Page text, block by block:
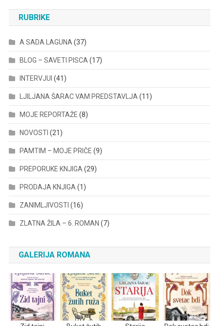
RUBRIKE
A SADA LAGUNA (37)
BLOG – SAVETI PISCA (17)
INTERVJUI (41)
LJILJANA ŠARAC VAM PREDSTAVLJA (11)
MOJE REPORTAŽE (8)
NOVOSTI (21)
PAMTIM – MOJE PRIČE (9)
PREPORUKE KNJIGA (29)
PRODAJA KNJIGA (1)
ZANIMLJIVOSTI (16)
ZLATNA ŽILA – 6. ROMAN (7)
GALERIJA ROMANA